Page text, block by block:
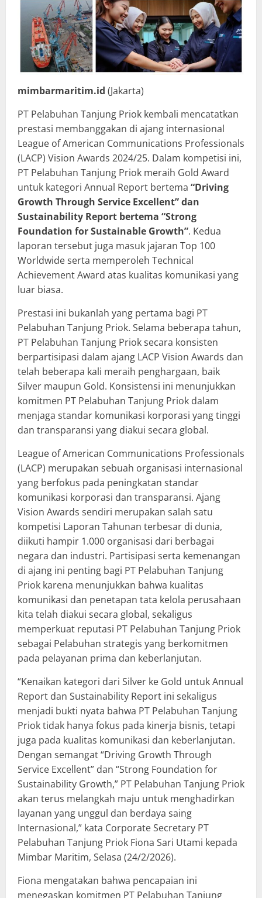
mimbarmaritim.id (Jakarta)
PT Pelabuhan Tanjung Priok kembali mencatatkan
prestasi membanggakan di ajang internasional
League of American Communications Professionals
(LACP) Vision Awards 2024/25. Dalam kompetisi ini,
PT Pelabuhan Tanjung Priok meraih Gold Award
untuk kategori Annual Report bertema “Driving
Growth Through Service Excellent” dan
Sustainability Report bertema “Strong
Foundation for Sustainable Growth”. Kedua
laporan tersebut juga masuk jajaran Top 100
Worldwide serta memperoleh Technical
Achievement Award atas kualitas komunikasi yang
luar biasa.
Prestasi ini bukanlah yang pertama bagi PT
Pelabuhan Tanjung Priok. Selama beberapa tahun,
PT Pelabuhan Tanjung Priok secara konsisten
berpartisipasi dalam ajang LACP Vision Awards dan
telah beberapa kali meraih penghargaan, baik
Silver maupun Gold. Konsistensi ini menunjukkan
komitmen PT Pelabuhan Tanjung Priok dalam
menjaga standar komunikasi korporasi yang tinggi
dan transparansi yang diakui secara global.
League of American Communications Professionals
(LACP) merupakan sebuah organisasi internasional
yang berfokus pada peningkatan standar
komunikasi korporasi dan transparansi. Ajang
Vision Awards sendiri merupakan salah satu
kompetisi Laporan Tahunan terbesar di dunia,
diikuti hampir 1.000 organisasi dari berbagai
negara dan industri. Partisipasi serta kemenangan
di ajang ini penting bagi PT Pelabuhan Tanjung
Priok karena menunjukkan bahwa kualitas
komunikasi dan penetapan tata kelola perusahaan
kita telah diakui secara global, sekaligus
memperkuat reputasi PT Pelabuhan Tanjung Priok
sebagai Pelabuhan strategis yang berkomitmen
pada pelayanan prima dan keberlanjutan.
“Kenaikan kategori dari Silver ke Gold untuk Annual
Report dan Sustainability Report ini sekaligus
menjadi bukti nyata bahwa PT Pelabuhan Tanjung
Priok tidak hanya fokus pada kinerja bisnis, tetapi
juga pada kualitas komunikasi dan keberlanjutan.
Dengan semangat “Driving Growth Through
Service Excellent” dan “Strong Foundation for
Sustainability Growth,” PT Pelabuhan Tanjung Priok
akan terus melangkah maju untuk menghadirkan
layanan yang unggul dan berdaya saing
Internasional,” kata Corporate Secretary PT
Pelabuhan Tanjung Priok Fiona Sari Utami kepada
Mimbar Maritim, Selasa (24/2/2026).
Fiona mengatakan bahwa pencapaian ini
menegaskan komitmen PT Pelabuhan Tanjung